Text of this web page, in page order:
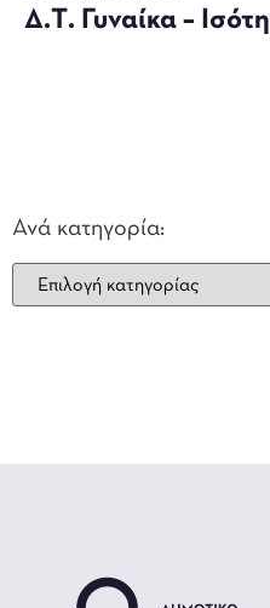
Δ.Τ. Γυναίκα –
Ανά κατηγορία: